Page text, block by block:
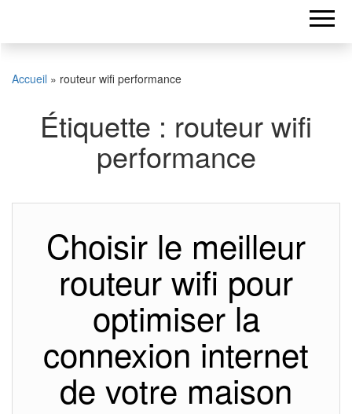
Accueil » routeur wifi performance
Étiquette : routeur wifi
performance
Choisir le meilleur
routeur wifi pour
optimiser la
connexion internet
de votre maison